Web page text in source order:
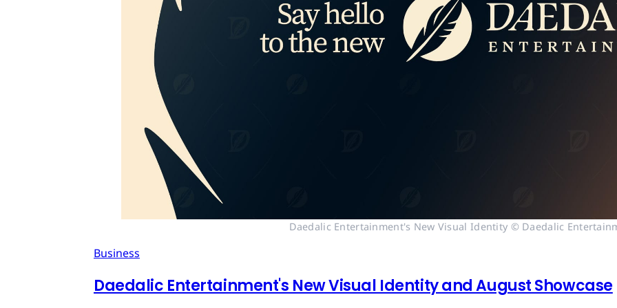
Daedalic Entertainment's New Visual Identity © Daedalic
Business
Daedalic Entertainment's New Visual Identity and August Showcase